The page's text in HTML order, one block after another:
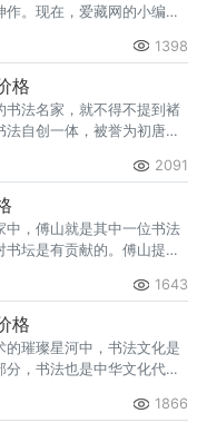
作。现在，爱藏网的小编就
1398
格
书法名家，就不得不提到褚
法自创一体，被誉为初唐四
深远。
2091
中，傅山就是其中一位书法
书坛是有贡献的。傅山提出
1643
格
的璀璨星河中，书法文化是
分，书法也是中华文化代代
精通多种艺术，其中李叔同
1866